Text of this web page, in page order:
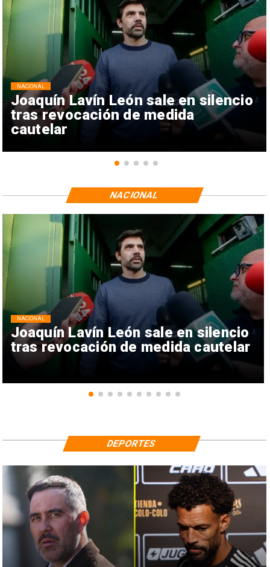
Joaquín Lavín León sale en silencio
tras revocación de medida
cautelar
NACIONAL
Joaquín Lavín León sale en silencio
tras revocación de medida cautelar
NACIONAL
NACIONAL
DEPORTES